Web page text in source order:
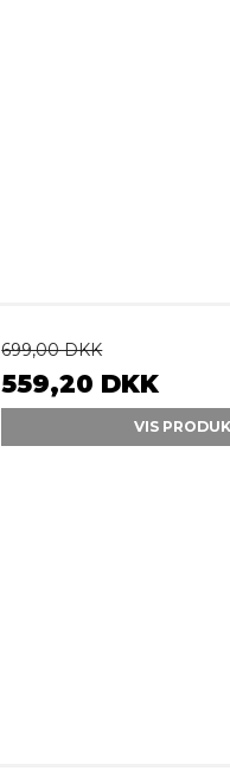
699,00 DKK
559,20 DKK
VIS